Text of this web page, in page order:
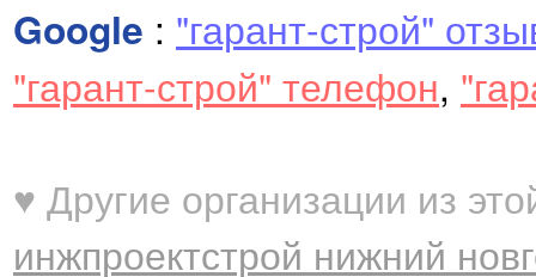
Google : "гарант-строй"
"гарант-строй" телефон,
♥ Другие организации из
инжпроектстрой нижний